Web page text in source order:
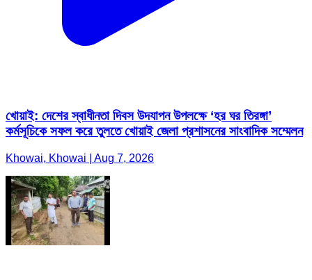
খোয়াই: দেশের স্বাধীনতা দিবস উদযাপন উপলক্ষে ‘হর ঘর তিরঙ্গা’
কর্মসূচিকে সফল করে তুলতে খোয়াই জেলা প্রশাসনের সাংবাদিক সম্মেলন
Khowai, Khowai | Aug 7, 2026